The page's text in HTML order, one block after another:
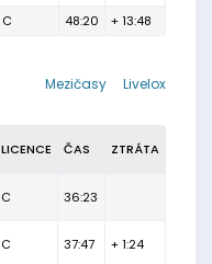
C 48:20 + 13:48
Livelox
Mezičasy
LICENCE ČAS ZTRÁTA
C 36:23
C 37:47 + 1:24